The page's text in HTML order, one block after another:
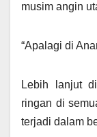
musim angin
“Apalagi di
Lebih lanjut
ringan di
terjadi dalam